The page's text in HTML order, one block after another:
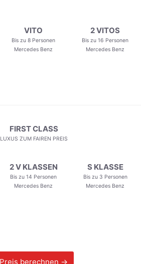
VITO
Bis zu 8 Personen
Mercedes Benz
2 VITOS
Bis zu 16 Personen
Mercedes Benz
FIRST CLASS
LUXUS ZUM FAIREN PREIS
2 V KLASSEN
Bis zu 14 Personen
Mercedes Benz
S KLASSE
Bis zu 3 Personen
Mercedes Benz
Preis berechnen →